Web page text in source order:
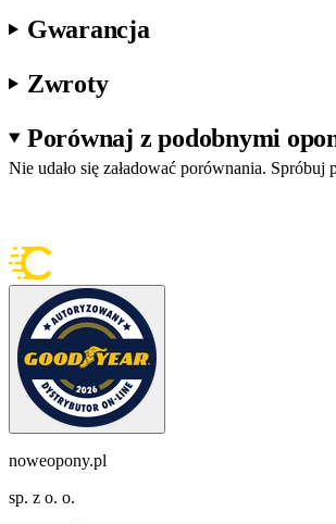
Gwarancja
Zwroty
Porównaj z podobnymi
Nie udało się załadować porównania. Spróbuj
noweopony.pl
sp. z o. o.